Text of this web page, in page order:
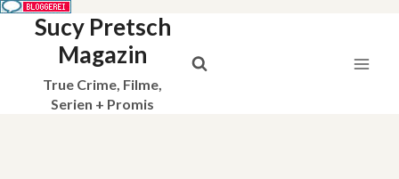
Sucy Pretsch
Magazin
True Crime, Filme,
Serien + Promis